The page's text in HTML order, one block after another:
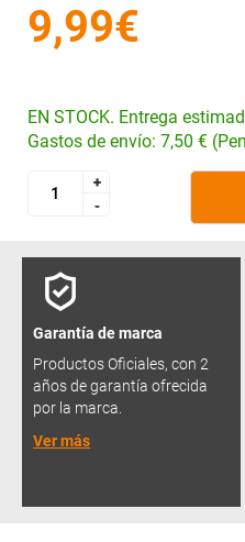
9,99€
EN STOCK. Entrega
Gastos de envío: 7,50 €
+
-
+
-
Garantía de marca
Productos Oficiales, con 2
años de garantía ofrecida
por la marca.
Ver más